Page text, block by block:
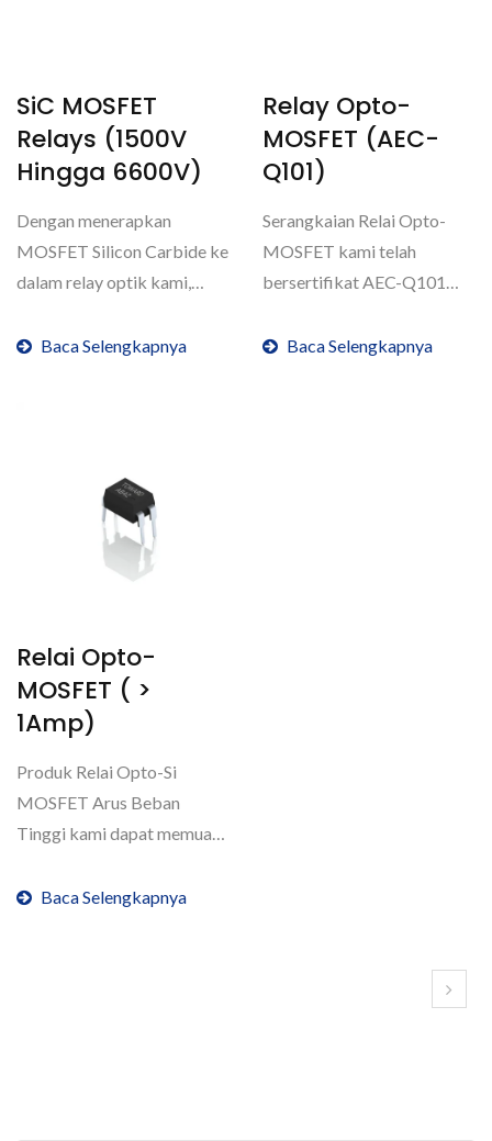
SiC MOSFET
Relays (1500V
Hingga 6600V)
Dengan menerapkan
MOSFET Silicon Carbide ke
dalam relay optik kami,
ditingkatkan...
Baca Selengkapnya
Relay Opto-
MOSFET (AEC-
Q101)
Serangkaian Relai Opto-
MOSFET kami telah
bersertifikat AEC-Q101
pelanggan...
Baca Selengkapnya
Relai Opto-
MOSFET ( >
1Amp)
Produk Relai Opto-Si
MOSFET Arus Beban
Tinggi kami dapat memuat
7Amps....
Baca Selengkapnya